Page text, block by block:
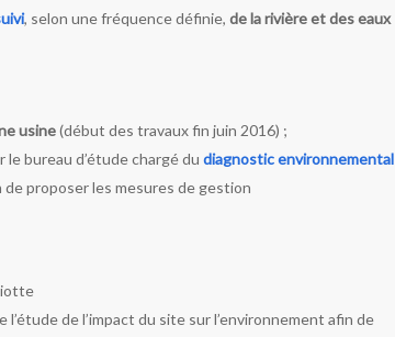
, selon une fréquence définie,de la rivière et des eaux
usine(début des travaux fin juin 2016) ;
bureau d’étude chargé dudiagnostic environnemental
de proposer les mesures de gestion
l’étude de l’impact du site sur l’environnement afin de